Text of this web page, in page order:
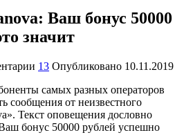
Ваш бонус 50000
значит
13 Опубликовано 10.11.2019
самых разных операторов
сообщения от неизвестного
Текст оповещения дословно
бонус 50000 рублей успешно